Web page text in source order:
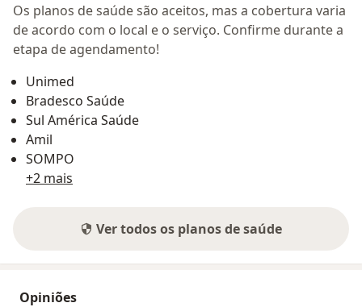
Os planos de saúde são aceitos, mas a cobertura varia
de acordo com o local e o serviço. Confirme durante a
etapa de agendamento!
Unimed
Bradesco Saúde
Sul América Saúde
Amil
SOMPO
+2 mais
Ver todos os planos de saúde
Opiniões